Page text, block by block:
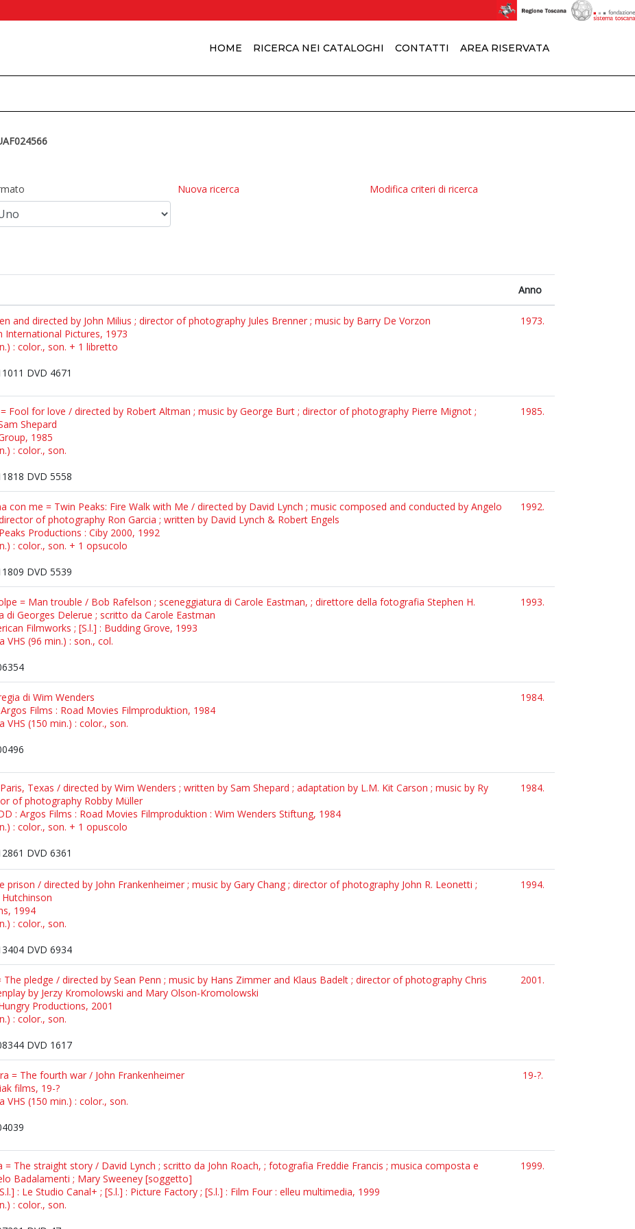
HOME RICERCA NEI CATALOGHI CONTATTI AREA RISERVATA
Nuova ricerca Modifica criteri di ricerca
Anno
and directed by John Milius ; director of photography Jules Brenner ; music by Barry De Vorzon
International Pictures, 1973
: color., son. + 1 libretto
DVD 4671
1973.
Fool for love / directed by Robert Altman ; music by George Burt ; director of photography Pierre Mignot ;
Shepard
1985
: color., son.
DVD 5558
1985.
con me = Twin Peaks: Fire Walk with Me / directed by David Lynch ; music composed and conducted by Angelo
of photography Ron Garcia ; written by David Lynch & Robert Engels
Productions : Ciby 2000, 1992
: color., son. + 1 opsucolo
DVD 5539
1992.
= Man trouble / Bob Rafelson ; sceneggiatura di Carole Eastman, ; direttore della fotografia Stephen H.
di Georges Delerue ; scritto da Carole Eastman
Filmworks ; [S.l.] : Budding Grove, 1993
VHS (96 min.) : son., col.
1993.
di Wim Wenders
Argos Films : Road Movies Filmproduktion, 1984
VHS (150 min.) : color., son.
1984.
Texas / directed by Wim Wenders ; written by Sam Shepard ; adaptation by L.M. Kit Carson ; music by Ry
of photography Robby Müller
: Argos Films : Road Movies Filmproduktion : Wim Wenders Stiftung, 1984
: color., son. + 1 opuscolo
DVD 6361
1984.
prison / directed by John Frankenheimer ; music by Gary Chang ; director of photography John R. Leonetti ;
1994
: color., son.
DVD 6934
1994.
The pledge / directed by Sean Penn ; music by Hans Zimmer and Klaus Badelt ; director of photography Chris
by Jerzy Kromolowski and Mary Olson-Kromolowski
Productions, 2001
: color., son.
DVD 1617
2001.
= The fourth war / John Frankenheimer
films, 19-?
VHS (150 min.) : color., son.
19-?.
= The straight story / David Lynch ; scritto da John Roach, ; fotografia Freddie Francis ; musica composta e
Badalamenti ; Mary Sweeney [soggetto]
: Le Studio Canal+ ; [S.l.] : Picture Factory ; [S.l.] : Film Four : elleu multimedia, 1999
: color., son.
1999.